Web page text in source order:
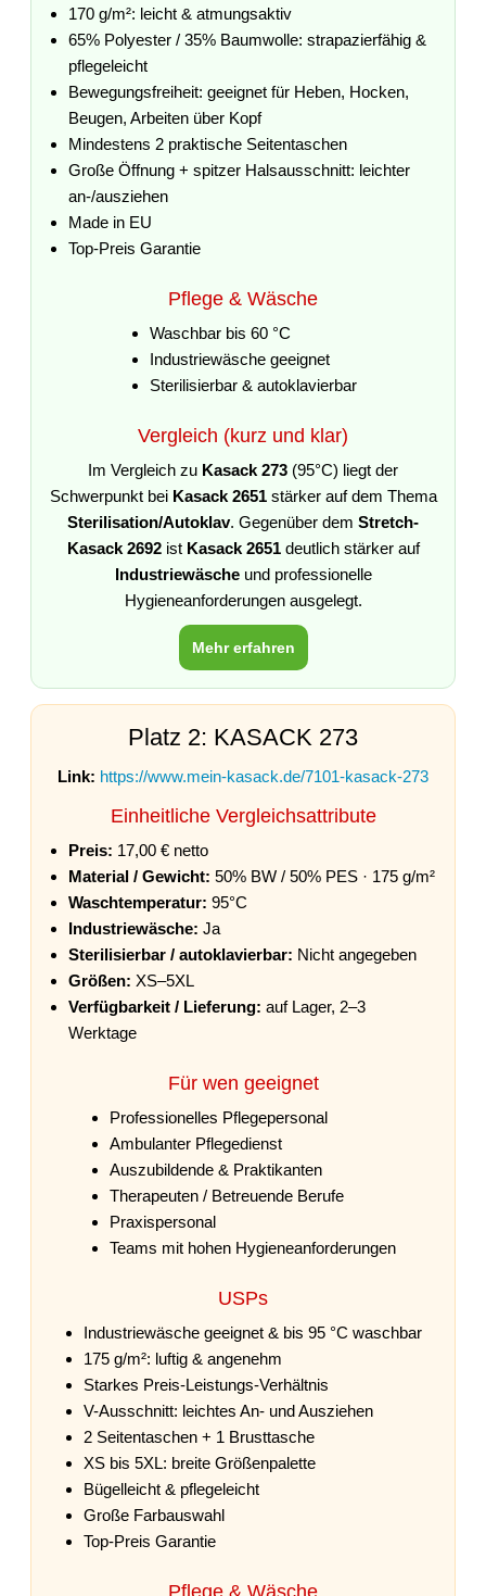
170 g/m²: leicht & atmungsaktiv
65% Polyester / 35% Baumwolle: strapazierfähig &
pflegeleicht
Bewegungsfreiheit: geeignet für Heben, Hocken,
Beugen, Arbeiten über Kopf
Mindestens 2 praktische Seitentaschen
Große Öffnung + spitzer Halsausschnitt: leichter
an-/ausziehen
Made in EU
Top-Preis Garantie
Pflege & Wäsche
Waschbar bis 60 °C
Industriewäsche geeignet
Sterilisierbar & autoklavierbar
Vergleich (kurz und klar)
Im Vergleich zu Kasack 273 (95°C) liegt der
Schwerpunkt bei Kasack 2651stärker auf dem Thema
Sterilisation/Autoklav. Gegenüber dem Stretch-
Kasack 2692ist Kasack 2651deutlich stärker auf
Industriewäscheund professionelle
Hygieneanforderungen ausgelegt.
Mehr erfahren
Platz 2: KASACK 273
Link: https://www.mein-kasack.de/7101-kasack-273
Einheitliche Vergleichsattribute
Preis: 17,00 € netto
Material / Gewicht: 50% BW / 50% PES · 175 g/m²
Waschtemperatur: 95°C
Industriewäsche: Ja
Sterilisierbar / autoklavierbar: Nicht angegeben
Größen: XS–5XL
Verfügbarkeit / Lieferung: auf Lager, 2–3
Werktage
Für wen geeignet
Professionelles Pflegepersonal
Ambulanter Pflegedienst
Auszubildende & Praktikanten
Therapeuten / Betreuende Berufe
Praxispersonal
Teams mit hohen Hygieneanforderungen
USPs
Industriewäsche geeignet & bis 95 °C waschbar
175 g/m²: luftig & angenehm
Starkes Preis-Leistungs-Verhältnis
V-Ausschnitt: leichtes An- und Ausziehen
2 Seitentaschen + 1 Brusttasche
XS bis 5XL: breite Größenpalette
Bügelleicht & pflegeleicht
Große Farbauswahl
Top-Preis Garantie